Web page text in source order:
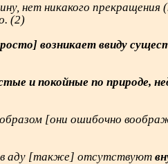
нет никакого прекращения
(2)
возникает ввиду
и покойные по природе,
[они ошибочно
в аду [также] отсутствуют